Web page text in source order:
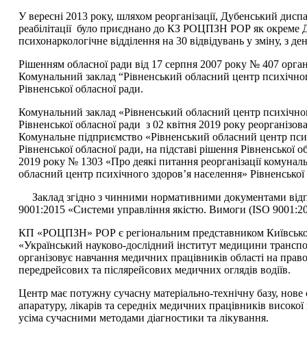
У вересні 2013 року, шляхом реорганізації, Дубенський
реабілітації було приєднано до КЗ РОЦПЗН РОР як окреме
психонаркологічне відділення на 30 відвідувань у зміну, з
Рішенням обласної ради від 17 серпня 2007 року № 407
Комунальний заклад “Рівненський обласний центр
Рівненської обласної ради.
Комунальний заклад «Рівненський обласний центр
Рівненської обласної ради з 02 квітня 2019 року
Комунальне підприємство «Рівненський обласний центр
Рівненської обласної ради, на підставі рішення Рівненської
2019 року № 1303 «Про деякі питання реорганізації
обласний центр психічного здоров’я населення»
Заклад згідно з чинними нормативними документами
9001:2015 «Системи управління якістю. Вимоги (ISO
КП «РОЦПЗН» РОР є регіональним представником Київської
«Український науково-дослідний інститут медицини
організовує навчання медичних працівників області на
передрейсових та післярейсових медичних оглядів водіїв.
Центр має потужну сучасну матеріально-технічну базу,
апаратуру, лікарів та середніх медичних працівників високої
усіма сучасними методами діагностики та лікування.